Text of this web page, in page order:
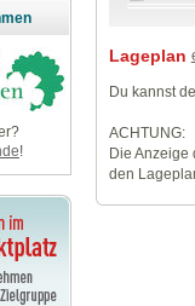
!
Lageplan
Du kannst
ACHTUNG:
Die
den